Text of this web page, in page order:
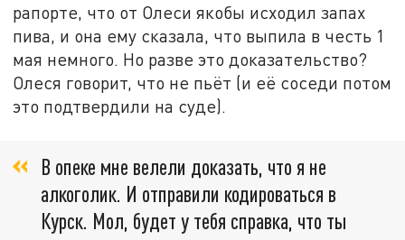
рапорте, что от Олеси якобы исходил запах
пива, и она ему сказала, что выпила в честь 1
мая немного. Но разве это доказательство?
Олеся говорит, что не пьёт (и её соседи потом
это подтвердили на суде).
В опеке мне велели доказать, что я не
алкоголик. И отправили кодироваться в
Курск. Мол, будет у тебя справка, что ты